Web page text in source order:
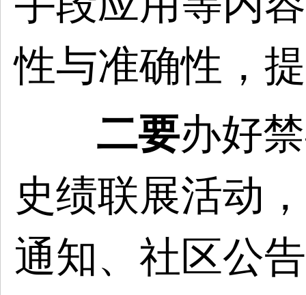
性与准确性，
二要办好
史绩联展活动
通知、社区公